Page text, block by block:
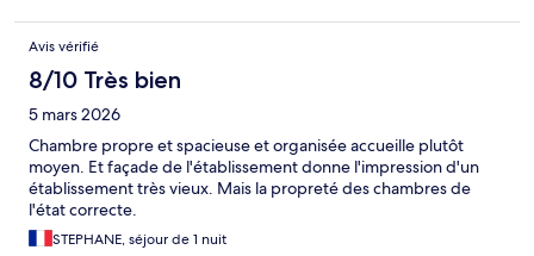
Avis vérifié
8/10 Très bien
5 mars 2026
Chambre propre et spacieuse et organisée accueille plutôt
moyen. Et façade de l'établissement donne l'impression d'un
établissement très vieux. Mais la propreté des chambres de
l'état correcte.
STEPHANE, séjour de 1 nuit